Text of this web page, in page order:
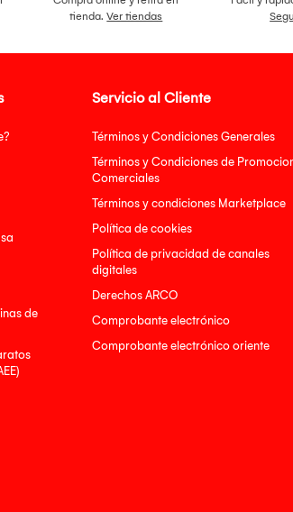
tienda.Ver tiendas
de
Servicio al Cliente
Términos y Condiciones Generales
Términos y Condiciones de
Comerciales
Términos y condiciones Marketplace
Política de cookies
Política de privacidad de canales
digitales
Derechos ARCO
Comprobante electrónico
Comprobante electrónico oriente